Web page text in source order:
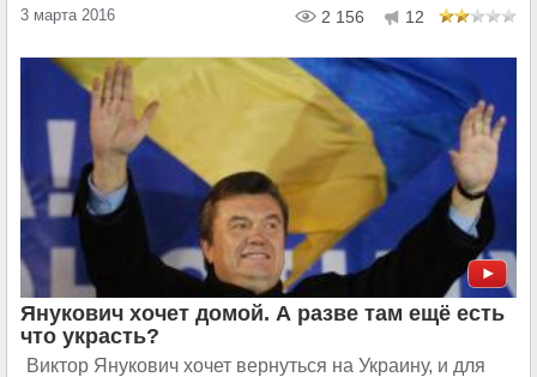
3 марта 2016 2 156 12
Янукович хочет домой. А разве там ещё есть
что украсть?
Виктор Янукович хочет вернуться на Украину, и для